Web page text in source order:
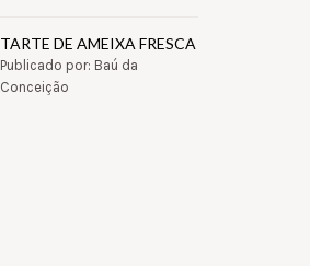
TARTE DE AMEIXA FRESCA
Publicado por: Baú da
Conceição